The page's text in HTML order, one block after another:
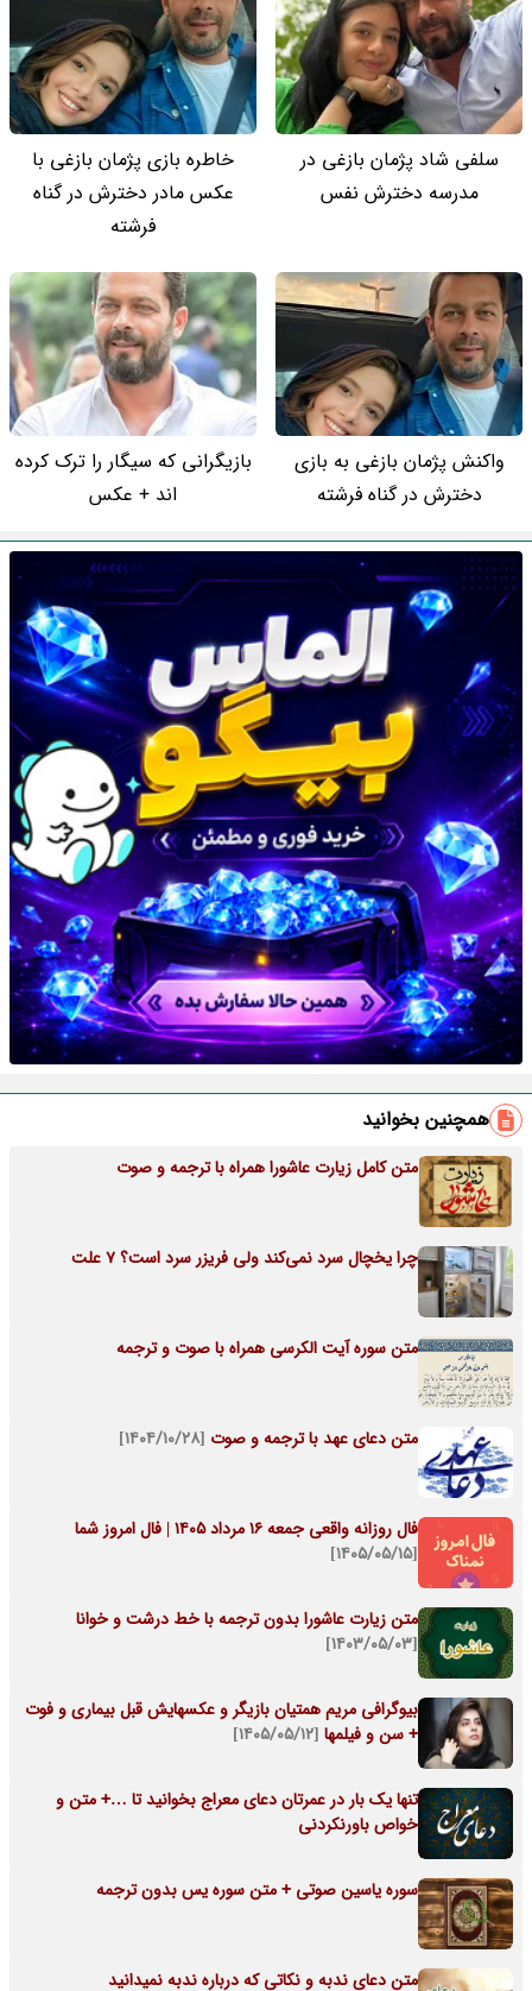
سلفی شاد پژمان بازغی در
مدرسه دخترش نفس
خاطره بازی پژمان بازغی با
عکس مادر دخترش در گناه
فرشته
واکنش پژمان بازغی به بازی
دخترش در گناه فرشته
بازیگرانی که سیگار را ترک کرده
اند + عکس
همچنین بخوانید
متن کامل زیارت عاشورا همراه با ترجمه و صوت
چرا یخچال سرد نمی‌کند ولی فریزر سرد است؟ 7 علت
متن سوره آیت الکرسی همراه با صوت و ترجمه
متن دعای عهد با ترجمه و صوت [۱۴۰۴/۱۰/۲۸]
فال روزانه واقعی جمعه ۱۶ مرداد ۱۴۰۵ | فال امروز شما
[۱۴۰۵/۰۵/۱۵]
متن زیارت عاشورا بدون ترجمه با خط درشت و خوانا
[۱۴۰۳/۰۵/۰۳]
بیوگرافی مریم همتیان بازیگر و عکسهایش قبل بیماری و فوت
+ سن و فیلمها [۱۴۰۵/۰۵/۱۲]
تنها یک بار در عمرتان دعای معراج بخوانید تا …+ متن و
خواص باورنکردنی
سوره یاسین صوتی + متن سوره یس بدون ترجمه
متن دعای ندبه و نکاتی که درباره ندبه نمیدانید